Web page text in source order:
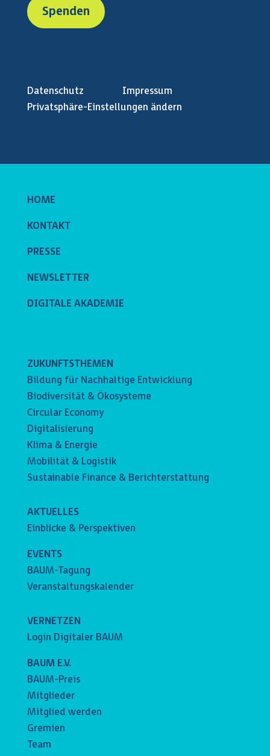
Spenden
Datenschutz
Impressum
Privatsphäre-Einstellungen ändern
HOME
KONTAKT
PRESSE
NEWSLETTER
DIGITALE AKADEMIE
ZUKUNFTSTHEMEN
Bildung für Nachhaltige Entwicklung
Biodiversität & Ökosysteme
Circular Economy
Digitalisierung
Klima & Energie
Mobilität & Logistik
Sustainable Finance & Berichterstattung
AKTUELLES
Einblicke & Perspektiven
EVENTS
BAUM-Tagung
Veranstaltungskalender
VERNETZEN
Login Digitaler BAUM
BAUM E.V.
BAUM-Preis
Mitglieder
Mitglied werden
Gremien
Team